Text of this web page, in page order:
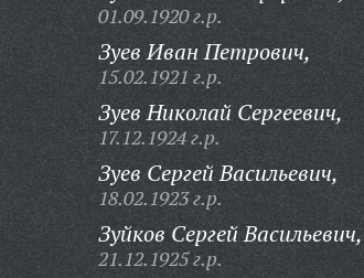
01.09.1920 г.р.
Зуев Иван Петрович,
15.02.1921 г.р.
Зуев Николай Сергеевич,
17.12.1924 г.р.
Зуев Сергей Васильевич,
18.02.1923 г.р.
Зуйков Сергей Васильевич,
21.12.1925 г.р.